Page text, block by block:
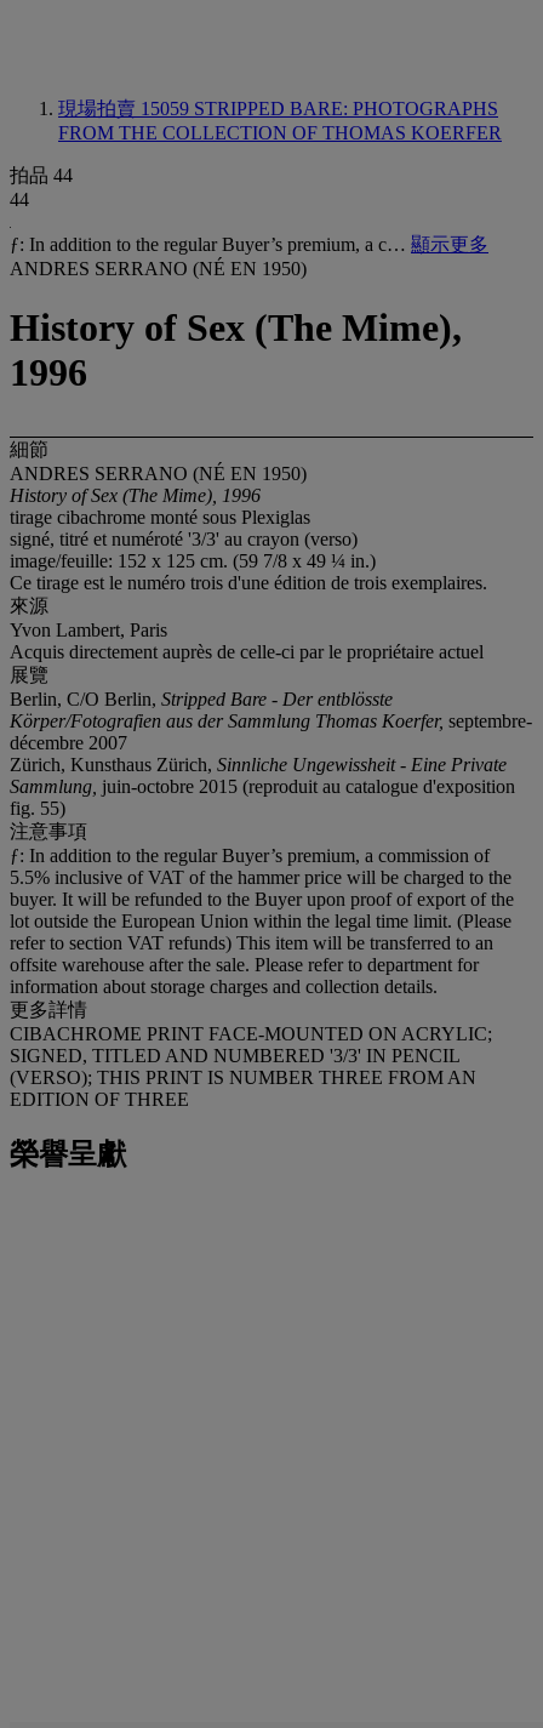
現場拍賣 15059 STRIPPED BARE: PHOTOGRAPHS
FROM THE COLLECTION OF THOMAS KOERFER
拍品 44
44
ƒ: In addition to the regular Buyer’s premium, a c… 顯示更多
ANDRES SERRANO (NÉ EN 1950)
History of Sex (The Mime),
1996
細節
ANDRES SERRANO (NÉ EN 1950)
History of Sex (The Mime), 1996
tirage cibachrome monté sous Plexiglas
signé, titré et numéroté '3/3' au crayon (verso)
image/feuille: 152 x 125 cm. (59 7/8 x 49 ¼ in.)
Ce tirage est le numéro trois d'une édition de trois exemplaires.
來源
Yvon Lambert, Paris
Acquis directement auprès de celle-ci par le propriétaire actuel
展覽
Berlin, C/O Berlin, Stripped Bare - Der entblösste
Körper/Fotografien aus der Sammlung Thomas Koerfer, septembre-
décembre 2007
Zürich, Kunsthaus Zürich, Sinnliche Ungewissheit - Eine Private
Sammlung, juin-octobre 2015 (reproduit au catalogue d'exposition
fig. 55)
注意事項
ƒ: In addition to the regular Buyer’s premium, a commission of
5.5% inclusive of VAT of the hammer price will be charged to the
buyer. It will be refunded to the Buyer upon proof of export of the
lot outside the European Union within the legal time limit. (Please
refer to section VAT refunds) This item will be transferred to an
offsite warehouse after the sale. Please refer to department for
information about storage charges and collection details.
更多詳情
CIBACHROME PRINT FACE-MOUNTED ON ACRYLIC;
SIGNED, TITLED AND NUMBERED '3/3' IN PENCIL
(VERSO); THIS PRINT IS NUMBER THREE FROM AN
EDITION OF THREE
榮譽呈獻